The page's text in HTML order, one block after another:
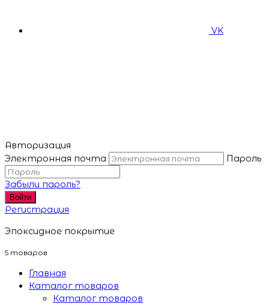
VK
Авторизация
Электронная почта
Пароль
Забыли пароль?
Войти
Регистрация
Эпоксидное покрытие
5 товаров
Главная
Каталог товаров
Каталог товаров